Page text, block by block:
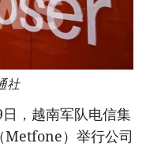
社
，越南军队电信集
）举行公司